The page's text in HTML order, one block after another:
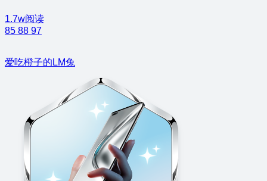
1.7w阅读
85 88 97
爱吃橙子的LM兔